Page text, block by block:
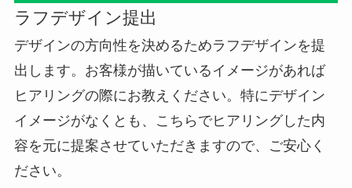
ラフデザイン提出
デザインの方向性を決めるためラフデザインを提
出します。お客様が描いているイメージがあれば
ヒアリングの際にお教えください。特にデザイン
イメージがなくとも、こちらでヒアリングした内
容を元に提案させていただきますので、ご安心く
ださい。